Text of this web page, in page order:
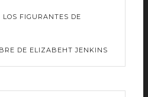
FIGURANTES DE
DE ELIZABEHT JENKINS